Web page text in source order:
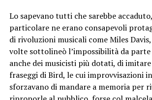
Lo sapevano tutti che sarebbe
particolare ne erano consapevoli
di rivoluzioni musicali come Miles
volte sottolineò l’impossibilità da parte
anche dei musicisti più dotati, di
fraseggi di Bird, le cui improvvisazioni
sforzavano di mandare a memoria per